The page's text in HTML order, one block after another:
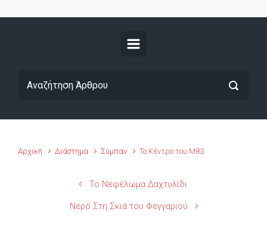
Αρχική Διάστημα Σύμπαν Το Κέντρο του M83
Το Νεφέλωμα Δαχτυλίδι
Νερό Στη Σκιά του Φεγγαριού